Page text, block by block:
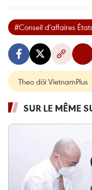
#Conseil d'affaires
Theo dõi VietnamPlus
SUR LE MÊME